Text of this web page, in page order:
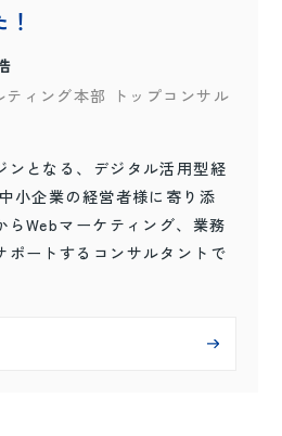
ティング本部 トップコンサル
ンとなる、デジタル活用型経
小企業の経営者様に寄り添
らWebマーケティング、業務
ポートするコンサルタントで